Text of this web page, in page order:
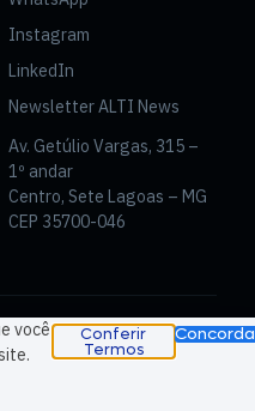
Instagram
LinkedIn
Newsletter ALTI News
Av. Getúlio Vargas, 315 –
1º andar
Centro, Sete Lagoas – MG
CEP 35700-046
07.954.097/0001-10 · Av.
– Centro – Sete
você
Conferir
Termos